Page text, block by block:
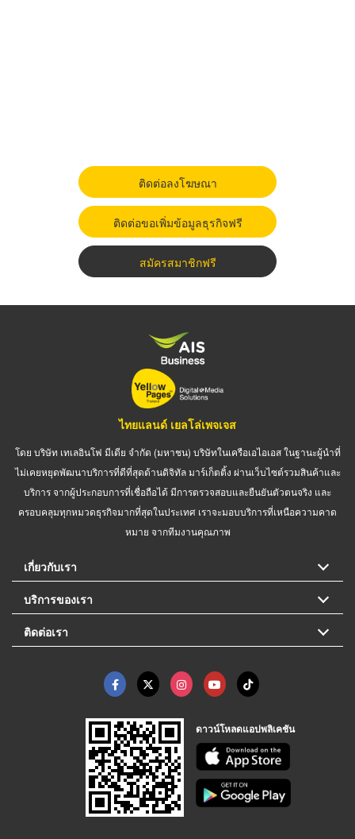
ติดต่อลงโฆษณา
ติดต่อขอเพิ่มข้อมูลธุรกิจฟรี
สมัครสมาชิกฟรี
ไทยแลนด์ เยลโล่เพจเจส
โดย บริษัท เทเลอินโฟ มีเดีย จำกัด (มหาชน) บริษัทในเครือเอไอเอส ในฐานะผู้นำที่
ไม่เคยหยุดพัฒนาบริการที่ดีที่สุดด้านดิจิทัล มาร์เก็ตติ้ง ผ่านเว็บไซต์รวมสินค้าและ
บริการ จากผู้ประกอบการที่เชื่อถือได้ มีการตรวจสอบและยืนยันตัวตนจริง และ
ครอบคลุมทุกหมวดธุรกิจมากที่สุดในประเทศ เราจะมอบบริการที่เหนือความคาด
หมาย จากทีมงานคุณภาพ
เกี่ยวกับเรา
บริการของเรา
ติดต่อเรา
ดาวน์โหลดแอปพลิเคชัน